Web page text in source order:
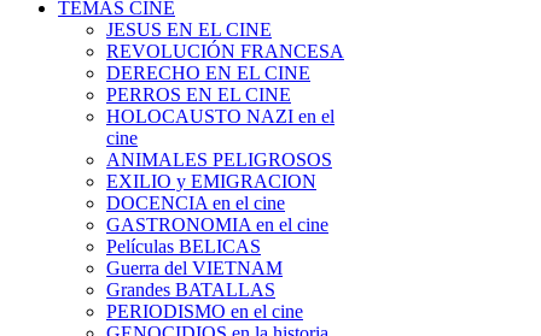
TEMAS CINE
JESUS EN EL CINE
REVOLUCIÓN FRANCESA
DERECHO EN EL CINE
PERROS EN EL CINE
HOLOCAUSTO NAZI en el
cine
ANIMALES PELIGROSOS
EXILIO y EMIGRACION
DOCENCIA en el cine
GASTRONOMIA en el cine
Películas BELICAS
Guerra del VIETNAM
Grandes BATALLAS
PERIODISMO en el cine